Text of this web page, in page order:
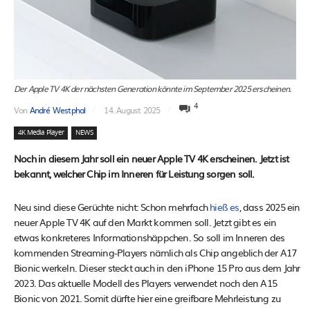
Der Apple TV 4K der nächsten Generation könnte im September 2025 erscheinen.
VonAndré Westphal 14. August 2025 4
4K Media Player NEWS
Noch in diesem Jahr soll ein neuer Apple TV 4K erscheinen. Jetzt ist
bekannt, welcher Chip im Inneren für Leistung sorgen soll.
Neu sind diese Gerüchte nicht: Schon mehrfachhieß es , dass 2025 ein
neuer Apple TV 4K auf den Markt kommen soll. Jetzt gibt es ein
etwas konkreteres Informationshäppchen. So soll im Inneren des
kommenden Streaming-Players nämlich als Chip angeblich der A17
Bionic werkeln. Dieser steckt auch in den iPhone 15 Pro aus dem Jahr
2023. Das aktuelle Modell des Players verwendet noch den A15
Bionic von 2021. Somit dürfte hier eine greifbare Mehrleistung zu